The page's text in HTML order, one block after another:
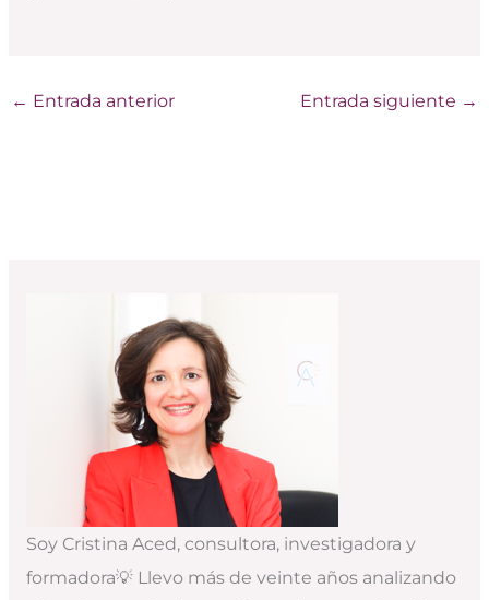
← Entrada anterior Entrada siguiente →
Soy Cristina Aced, consultora, investigadora y
formadora💡 Llevo más de veinte años analizando